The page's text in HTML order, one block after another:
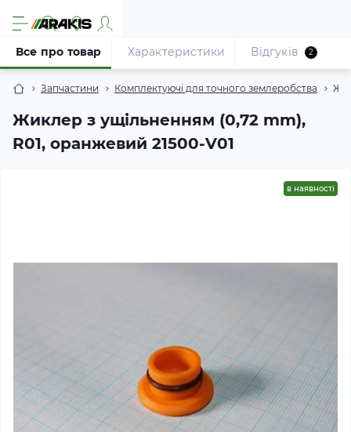
Запчастини Комплектуючі для точного землеробства
Жиклер з ущільненням (0,72 mm),
R01, оранжевий 21500-V01
Все про товар Характеристики Відгуків 2
в наявності